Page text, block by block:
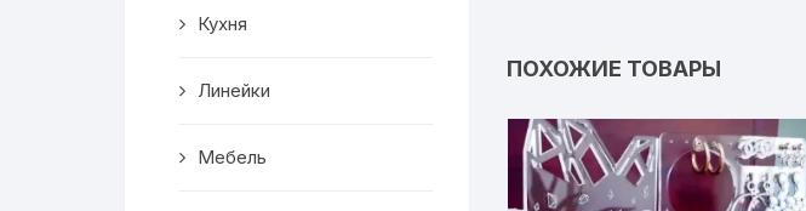
Транспорт
ПОХОЖИЕ ТОВАРЫ
Кухня
Линейки
Мебель